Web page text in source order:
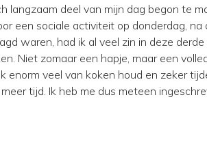
langzaam deel van mijn dag begon te
een sociale activiteit op donderdag,
waren, had ik al veel zin in deze
Niet zomaar een hapje, maar een
enorm veel van koken houd en zeker
tijd. Ik heb me dus meteen